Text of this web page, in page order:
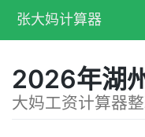
张大妈计算器
2026年湖
大妈工资计算器